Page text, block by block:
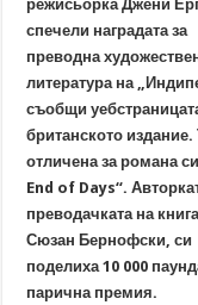
режисьорка Джени
спечели наградата за
преводна
литература на
съобщи
британското
отличена за романа
End of Days“.
преводачката на
Сюзан Бернофски, си
поделиха 10 000
парична премия.